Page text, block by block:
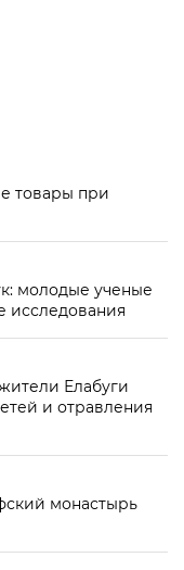
товары при
молодые ученые
исследования
Елабуги
и отравления
монастырь